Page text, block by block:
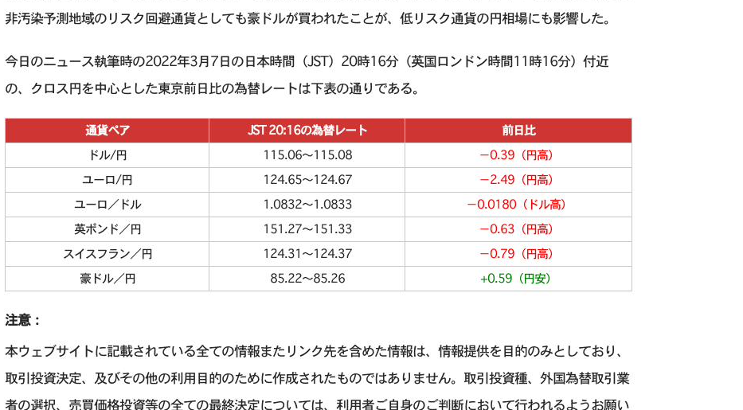
非汚染予測地域のリスク回避通貨としても豪ドルが買われたことが、低リスク通貨の円相場にも影響した。
今日のニュース執筆時の2022年3月7日の日本時間（JST）20時16分（英国ロンドン時間11時16分）付近
の、クロス円を中心とした東京前日比の為替レートは下表の通りである。
通貨ペア JST 20:16の為替レート
前日比
ドル/円
115.06〜115.08
−0.39（円高）
ユーロ/円
124.65〜124.67
−2.49（円高）
ユーロ／ドル
1.0832〜1.0833
−0.0180（ドル高）
英ポンド／円
151.27〜151.33
−0.63（円高）
スイスフラン／円
124.31〜124.37
−0.79（円高）
豪ドル／円
85.22〜85.26 +0.59（円安）
注意：
本ウェブサイトに記載されている全ての情報またリンク先を含めた情報は、情報提供を目的のみとしており、
取引投資決定、及びその他の利用目的のために作成されたものではありません。取引投資種、外国為替取引業
者の選択、売買価格投資等の全ての最終決定については、利用者ご自身のご判断において行われるようお願い